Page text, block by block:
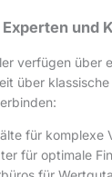
und
verfügen über
über
für komplexe
für optimale